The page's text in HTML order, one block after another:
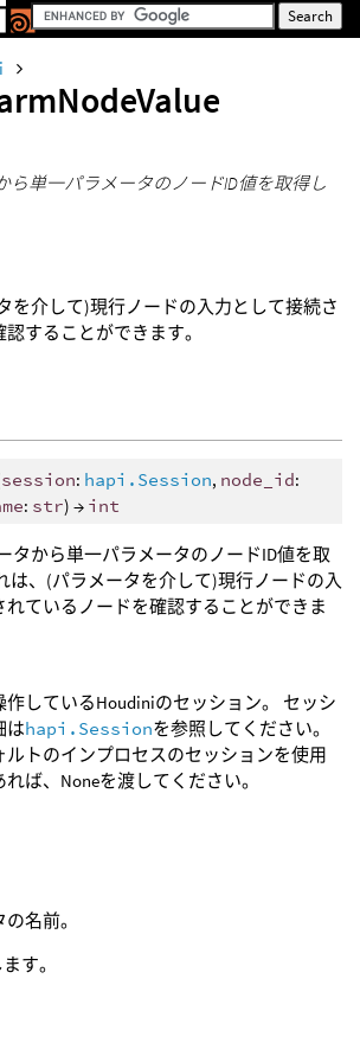
ら単一パラメータのノードID値を取得し
を介して)現行ノードの入力として接続さ
することができます。
session: hapi.Session, node_id:
: str) → int
タから単一パラメータのノードID値を取
は、(パラメータを介して)現行ノードの入
れているノードを確認することができま
作しているHoudiniのセッション。 セッシ
はhapi.Sessionを参照してください。
ルトのインプロセスのセッションを使用
ば、Noneを渡してください。
名前。
す。